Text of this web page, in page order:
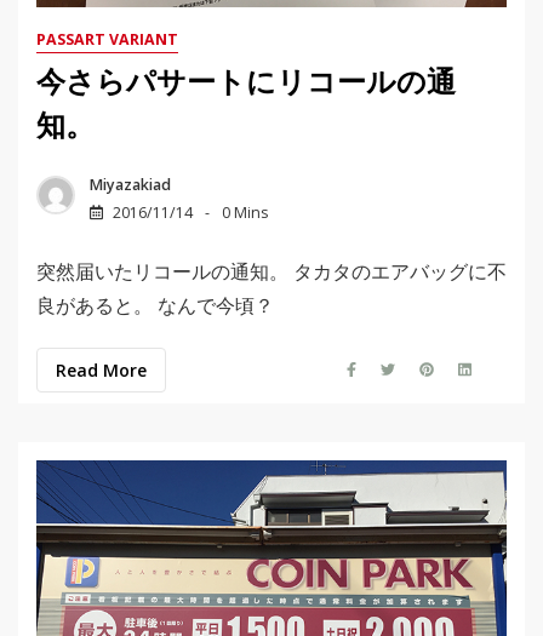
PASSART VARIANT
今さらパサートにリコールの通
知。
Miyazakiad
2016/11/14
0 Mins
突然届いたリコールの通知。 タカタのエアバッグに不
良があると。 なんで今頃？
Read More